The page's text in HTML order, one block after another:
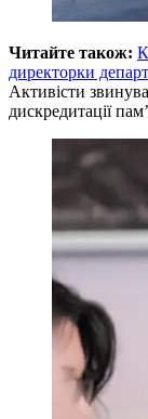
Читайте також:
директорки
Активісти
дискредитації